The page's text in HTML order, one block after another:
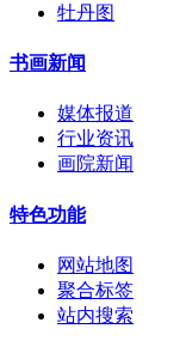
牡丹图
书画新闻
媒体报道
行业资讯
画院新闻
特色功能
网站地图
聚合标签
站内搜索